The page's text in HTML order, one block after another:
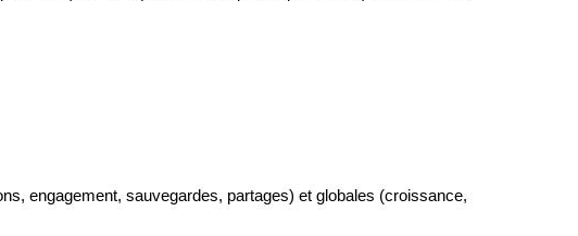
engagement, sauvegardes, partages) et globales (croissance,